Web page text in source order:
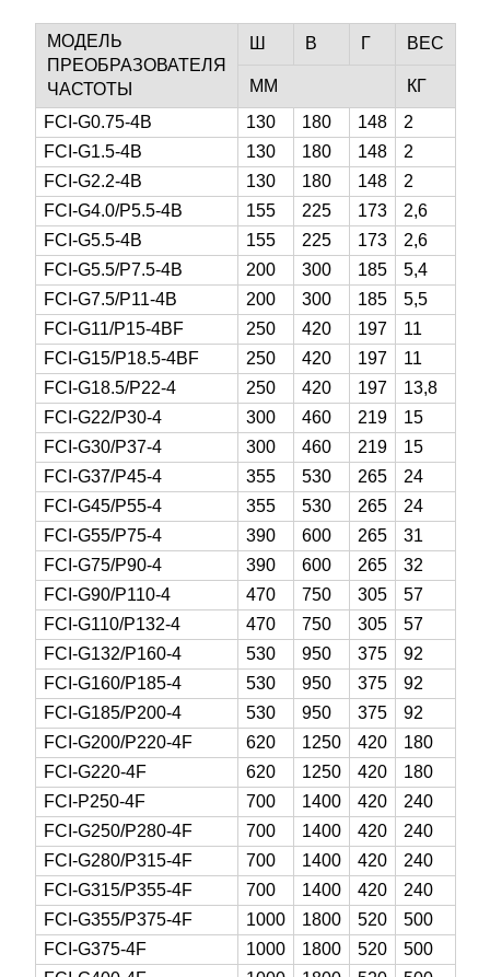
МОДЕЛЬ
ПРЕОБРАЗОВАТЕЛЯ
ЧАСТОТЫ
Ш В Г ВЕС
ММ
КГ
FCI-G0.75-4B
130 180 148
2
FCI-G1.5-4B
130 180 148
2
FCI-G2.2-4B
130 180 148
2
FCI-G4.0/P5.5-4B
155 225 173
2,6
FCI-G5.5-4B
155 225 173
2,6
FCI-G5.5/P7.5-4B
200 300 185
5,4
FCI-G7.5/P11-4B
200 300 185
5,5
FCI-G11/P15-4BF
250 420 197
11
FCI-G15/P18.5-4BF
250 420 197
11
FCI-G18.5/P22-4
250 420 197
13,8
FCI-G22/P30-4
300 460 219
15
FCI-G30/P37-4
300 460 219
15
FCI-G37/P45-4
355 530 265
24
FCI-G45/P55-4
355 530 265
24
FCI-G55/P75-4
390 600 265
31
FCI-G75/P90-4
390 600 265
32
FCI-G90/P110-4
470 750 305
57
FCI-G110/P132-4
470 750 305
57
FCI-G132/P160-4
530 950 375
92
FCI-G160/P185-4
530 950 375
92
FCI-G185/P200-4
530 950 375
92
FCI-G200/P220-4F
620 1250 420
180
FCI-G220-4F
620 1250 420
180
FCI-P250-4F
700 1400 420
240
FCI-G250/P280-4F
700 1400 420
240
FCI-G280/P315-4F
700 1400 420
240
FCI-G315/P355-4F
700 1400 420
240
FCI-G355/P375-4F
1000 1800 520
500
FCI-G375-4F
1000 1800 520
500